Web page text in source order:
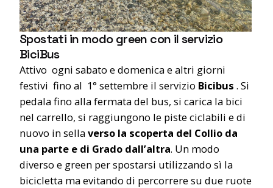
Spostati in modo green con il servizio
BiciBus
Attivo ogni sabato e domenica e altri giorni
festivi fino al 1° settembre il servizio Bicibus . Si
pedala fino alla fermata del bus, si carica la bici
nel carrello, si raggiungono le piste ciclabili e di
nuovo in sellaverso la scoperta del Collio da
una parte e di Grado dall’altra. Un modo
diverso e green per spostarsi utilizzando sì la
bicicletta ma evitando di percorrere su due ruote